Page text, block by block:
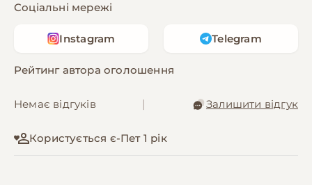
Соціальні мережі
Instagram Telegram
Рейтинг автора оголошення
Немає відгуків Залишити відгук
Користується є-Пет 1 рік